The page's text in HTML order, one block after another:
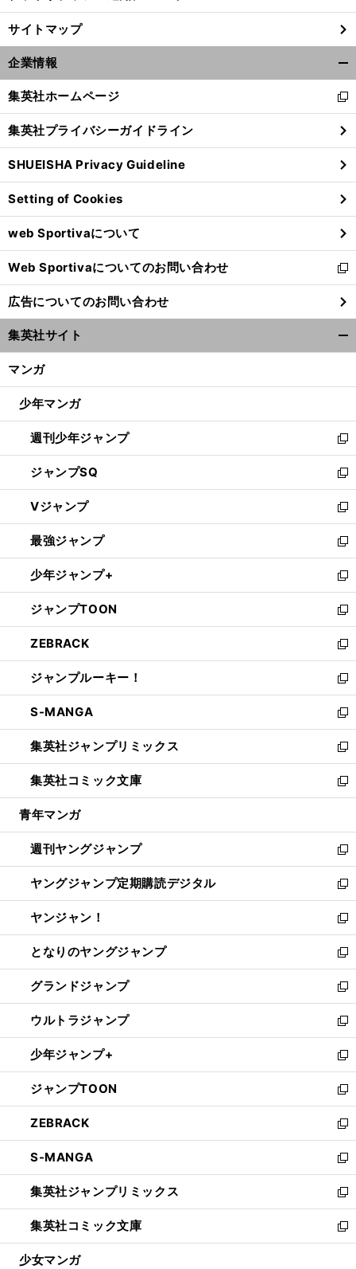
サイトマップ
企業情報
閉
る
集英社ホームページ
新
し
い
ウ
ィ
ン
ド
ウ
で
開
く
集英社プライバシーガイドライン
SHUEISHA Privacy Guideline
Setting of Cookies
web Sportivaについて
Web Sportivaについてのお問い合わせ
新
し
い
ウ
ィ
ン
ウ
開
く
広告についてのお問い合わせ
集英社サイト
マンガ
少年マンガ
週刊少年ジャンプ
新
し
い
ウ
ィ
ン
ド
ウ
で
開
く
ジャンプSQ
新
し
い
ウ
ィ
ン
ド
ウ
で
開
く
Vジャンプ
新
し
い
ウ
ィ
ン
ド
ウ
で
開
く
最強ジャンプ
新
し
い
ウ
ィ
ン
ド
ウ
で
開
く
少年ジャンプ+
新
し
い
ウ
ィ
ン
ド
ウ
で
開
く
ジャンプTOON
新
し
い
ウ
ィ
ン
ド
ウ
で
開
く
ZEBRACK
新
し
い
ウ
ィ
ン
ド
ウ
で
開
ジャンプルーキー！
新
し
い
ウ
ィ
ン
ド
ウ
開
く
S-MANGA
新
し
い
ウ
ィ
ン
ウ
で
開
く
集英社ジャンプリミックス
新
し
い
ウ
ン
ド
ウ
で
開
く
集英社コミック文庫
新
し
ウ
ィ
ン
ド
ウ
で
開
く
青年マンガ
週刊ヤングジャンプ
新
し
い
ウ
ィ
ン
ド
ウ
で
開
く
ヤングジャンプ定期購読デジタル
新
し
い
ウ
ィ
ン
ド
ウ
で
開
く
ヤンジャン！
新
し
い
ウ
ィ
ン
ド
ウ
で
開
く
となりのヤングジャンプ
新
し
い
ウ
ィ
ン
ド
ウ
で
開
く
グランドジャンプ
新
し
い
ウ
ィ
ン
ド
ウ
で
開
く
ウルトラジャンプ
新
し
い
ウ
ィ
ン
ド
ウ
で
開
く
少年ジャンプ+
新
し
い
ウ
ィ
ン
ド
ウ
で
開
く
ジャンプTOON
新
し
い
ウ
ィ
ン
ド
ウ
で
開
ZEBRACK
新
し
い
ウ
ィ
ン
ド
ウ
S-MANGA
新
し
い
ウ
ィ
ン
集英社ジャンプリミックス
新
し
い
ウ
集英社コミック文庫
新
し
少女マンガ